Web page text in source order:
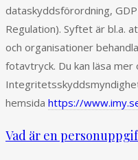
dataskyddsförordning,
Regulation). Syftet är bl.a.
och organisationer
fotavtryck. Du kan läsa
hemsida https://
Vad är en